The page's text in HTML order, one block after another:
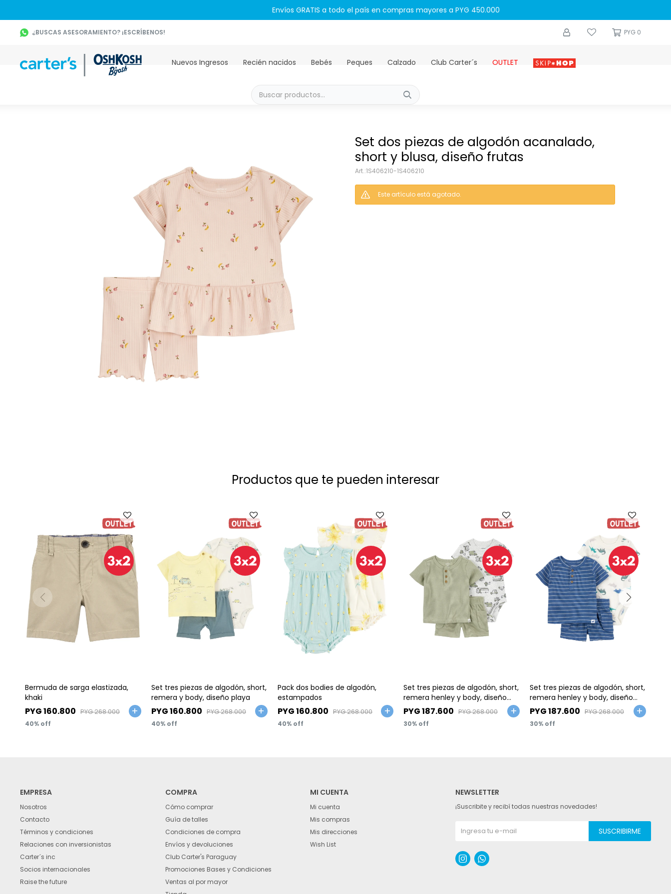
Envíos GRATIS a todo el país en compras mayores a PYG 450.000
Nuevos Ingresos Recién nacidos Bebés Peques Calzado Club Carter´s OUTLET Skip-hop
PYG 0
¿BUSCAS ASESORAMIENTO? ¡ESCRÍBENOS!
Set dos piezas de algodón acanalado,
short y blusa, diseño frutas
1S406210-1S406210
Este artículo está agotado.
Productos que te pueden interesar
Bermuda de sarga elastizada,
khaki
PYG160.800 PYG268.000
40
Set tres piezas de algodón, short,
remera y body, diseño playa
PYG160.800 PYG268.000
40
Pack dos bodies de algodón,
estampados
PYG160.800 PYG268.000
40
Set tres piezas de algodón, short,
remera henley y body, diseño
vehículos
PYG187.600 PYG268.000
30
Set tres piezas de algodón, short,
remera henley y body, diseño
dinos
PYG187.600 PYG268.000
30
EMPRESA
Nosotros
Contacto
Términos y condiciones
Relaciones con inversionistas
Carter´s inc
Socios internacionales
Raise the future
COMPRA
Cómo comprar
Guía de talles
Condiciones de compra
Envíos y devoluciones
Club Carter's Paraguay
Promociones Bases y Condiciones
Ventas al por mayor
MI CUENTA
Mi cuenta
Mis compras
Mis direcciones
Wish List
NEWSLETTER
¡Suscribite y recibí todas nuestras novedades!
SUSCRIBIRME
 